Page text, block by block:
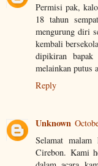
Permisi pak,
18 tahun
mengurung diri
kembali
dipikiran
melainkan putus
Reply
Unknown
Selamat
Cirebon. Kami